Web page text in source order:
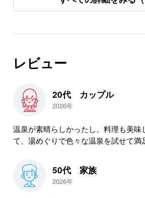
レビュー
20代 カップル
2026年
温泉が素晴らしかったし、料理も美味
て、湯めぐりで色々な温泉を試せて満
50代 家族
2026年